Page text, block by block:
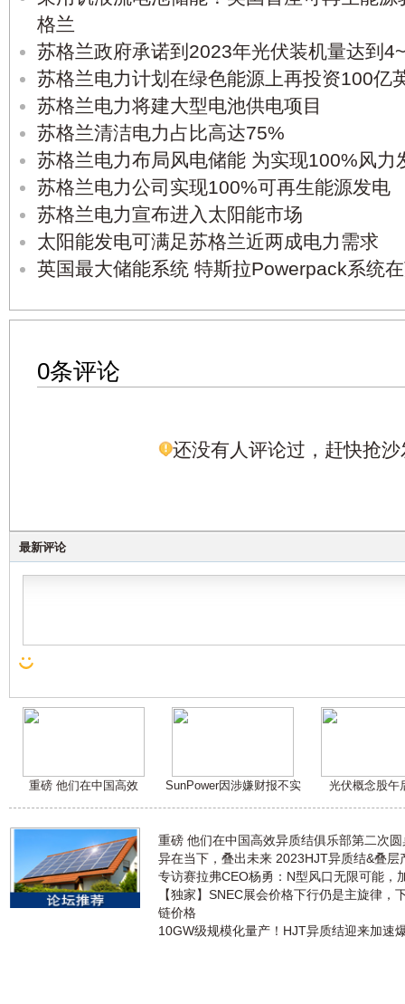
格兰
苏格兰政府承诺到2023年光伏装机量达到
苏格兰电力计划在绿色能源上再投资100亿
苏格兰电力将建大型电池供电项目
苏格兰清洁电力占比高达75%
苏格兰电力布局风电储能 为实现100%风力
苏格兰电力公司实现100%可再生能源发电
苏格兰电力宣布进入太阳能市场
太阳能发电可满足苏格兰近两成电力需求
英国最大储能系统 特斯拉Powerpack系统
0条评论
还没有人评论过，赶快抢沙
最新评论
重磅 他们在中国高效 SunPower因涉嫌财报不实 光伏概念股午
重磅 他们在中国高效异质结俱乐部第二次
异在当下，叠出未来 2023HJT异质结&叠层
专访赛拉弗CEO杨勇：N型风口无限可能，
【独家】SNEC展会价格下行仍是主旋律，
链价格
10GW级规模化量产！HJT异质结迎来加速